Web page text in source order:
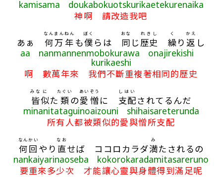
kamisama doukabokuotskurikaetekurenaika
神啊 請改造我吧
あぁ 何
なん
万
まん
年
ねん
も僕
ぼく
らは 同
おな
じ 歴史
れきし
繰
く
り 返
かえ
し
aa nanmannenmobokurawa onajirekishi
kurikaeshi
啊 數萬年來 我們不斷重複著相同的歷史
皆
みな
似
に
た 類
たぐい
の愛憎
あいぞう
に 支配
しはい
されてるんだ
minanitataguinoaizouni shihaisareterunda
所有人都被類似的愛與憎所支配
何回
なんかい
やり 直
なお
せば ココロカラダ満
み
たされるの
nankaiyarinaoseba kokorokaradamitasareruno
要重來多少次 才能讓心靈與身體得到滿足呢